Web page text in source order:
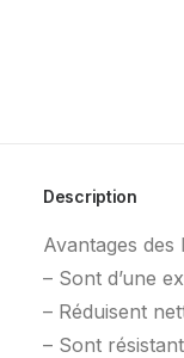
Description
Avantages des
– Sont d’une
– Réduisent
– Sont